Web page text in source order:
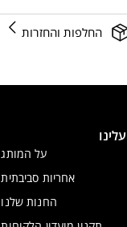
החלפות והחזרות
עלינו
על המותג
אחריות סביבתית
החנות שלנו